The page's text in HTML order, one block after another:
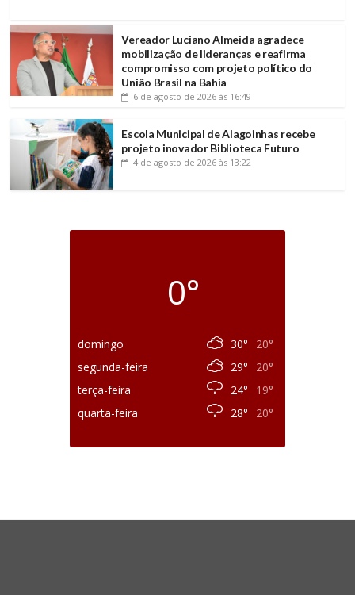
Vereador Luciano Almeida agradece
mobilização de lideranças e reafirma
compromisso com projeto político do
União Brasil na Bahia
6 de agosto de 2026 às 16:49
Escola Municipal de Alagoinhas recebe
projeto inovador Biblioteca Futuro
4 de agosto de 2026 às 13:22
0°
domingo 30°
20°
segunda-feira
29°
20°
terça-feira
24°
19°
quarta-feira
28° 20°